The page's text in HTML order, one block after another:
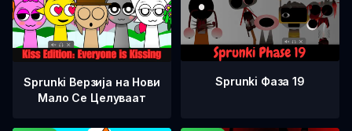
Sprunki Верзија на Нови
Мало Се Целуваат
Sprunki Фаза 19